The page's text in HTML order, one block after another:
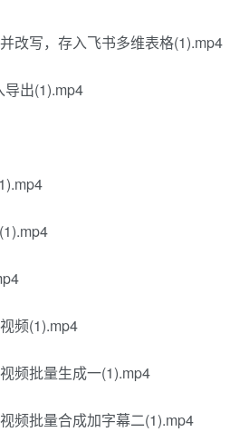
改写，存入飞书多维表格(1).mp4
出(1).mp4
频(1).mp4
频批量生成一(1).mp4
频批量合成加字幕二(1).mp4